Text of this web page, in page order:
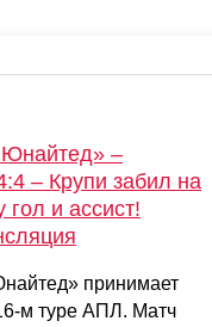
–
– Крупи забил на
гол и ассист!
принимает
м туре АПЛ. Матч